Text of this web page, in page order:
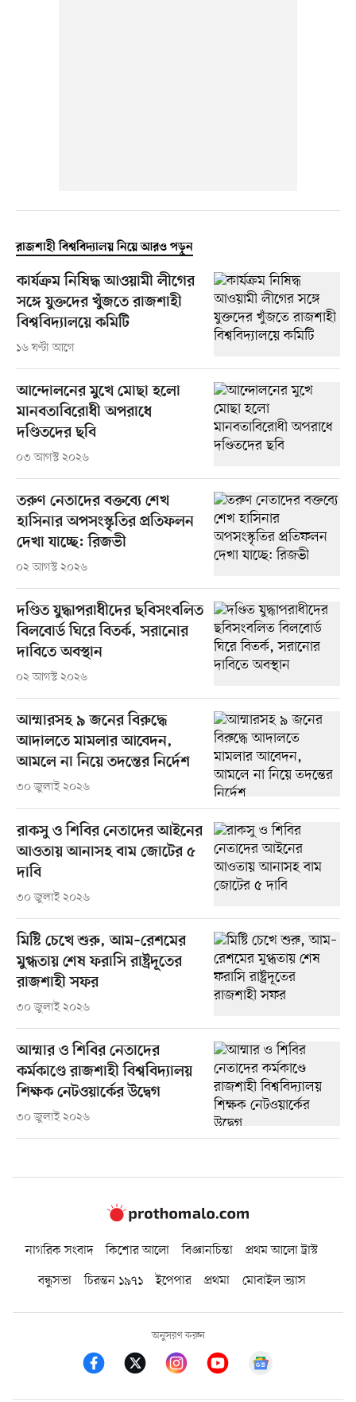
রাজশাহী বিশ্ববিদ্যালয় নিয়ে আরও পড়ুন
কার্যক্রম নিষিদ্ধ আওয়ামী লীগের
সঙ্গে যুক্তদের খুঁজতে রাজশাহী
বিশ্ববিদ্যালয়ে কমিটি
১৬ ঘণ্টা আগে
আন্দোলনের মুখে মোছা হলো
মানবতাবিরোধী অপরাধে
দণ্ডিতদের ছবি
০৩ আগস্ট ২০২৬
তরুণ নেতাদের বক্তব্যে শেখ
হাসিনার অপসংস্কৃতির প্রতিফলন
দেখা যাচ্ছে: রিজভী
০২ আগস্ট ২০২৬
দণ্ডিত যুদ্ধাপরাধীদের ছবিসংবলিত
বিলবোর্ড ঘিরে বিতর্ক, সরানোর
দাবিতে অবস্থান
০২ আগস্ট ২০২৬
আম্মারসহ ৯ জনের বিরুদ্ধে
আদালতে মামলার আবেদন,
আমলে না নিয়ে তদন্তের নির্দেশ
৩০ জুলাই ২০২৬
রাকসু ও শিবির নেতাদের আইনের
আওতায় আনাসহ বাম জোটের ৫
দাবি
৩০ জুলাই ২০২৬
মিষ্টি চেখে শুরু, আম–রেশমের
মুগ্ধতায় শেষ ফরাসি রাষ্ট্রদূতের
রাজশাহী সফর
৩০ জুলাই ২০২৬
আম্মার ও শিবির নেতাদের
কর্মকাণ্ডে রাজশাহী বিশ্ববিদ্যালয়
শিক্ষক নেটওয়ার্কের উদ্বেগ
৩০ জুলাই ২০২৬
নাগরিক সংবাদ কিশোর আলো বিজ্ঞানচিন্তা
প্রথম আলো ট্রাস্ট
বন্ধুসভা
চিরন্তন ১৯৭১ ইপেপার প্রথমা মোবাইল ভ্যাস
অনুসরণ করুন